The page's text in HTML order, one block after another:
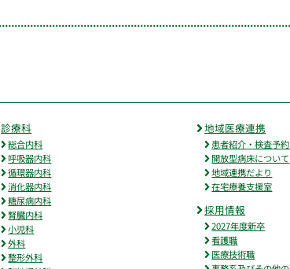
診療科
総合内科
呼吸器内科
循環器内科
消化器内科
糖尿病内科
腎臓内科
小児科
外科
整形外科
地域医療連携
患者紹介・検査予
開放型病床について
地域連携だより
在宅療養支援室
採用情報
2027年度新卒
看護職
医療技術職